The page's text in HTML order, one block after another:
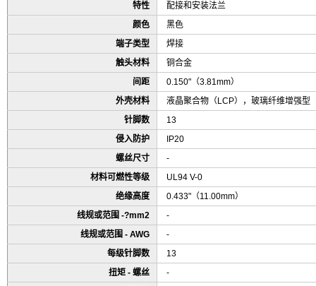
特性
配接和安装法兰
颜色
黑色
端子类型
焊接
触头材料
铜合金
间距
0.150"（3.81mm）
外壳材料
液晶聚合物（LCP），玻璃纤维增强型
针脚数
13
侵入防护
IP20
螺丝尺寸
-
材料可燃性等级
UL94 V-0
绝缘高度
0.433"（11.00mm）
线规或范围 -?mm2
-
线规或范围 - AWG
-
每级针脚数
13
扭矩 - 螺丝
-